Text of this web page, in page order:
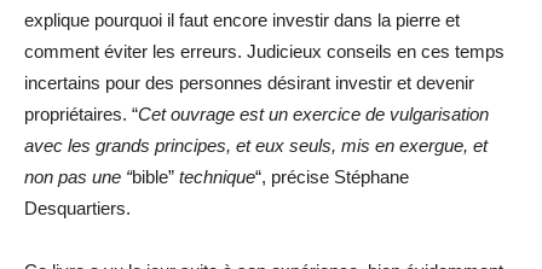
explique pourquoi il faut encore investir dans la pierre et
comment éviter les erreurs. Judicieux conseils en ces temps
incertains pour des personnes désirant investir et devenir
propriétaires. “Cet ouvrage est un exercice de vulgarisation
avec les grands principes, et eux seuls, mis en exergue, et
non pas une “bible” technique“, précise Stéphane
Desquartiers.